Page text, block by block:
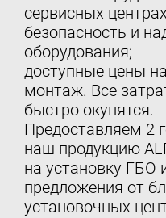
сервисных
безопасность и
оборудования;
доступные цены
монтаж. Все
быстро окупятся.
Предоставляем 2
наш продукцию
на установку ГБО
предложения от
установочных